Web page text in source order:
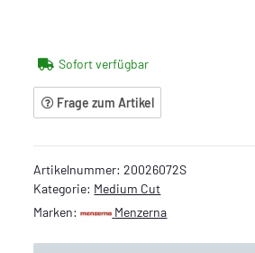
Sofort verfügbar
Frage zum Artikel
Artikelnummer:20026072S
Kategorie: Medium Cut
Marken:
Menzerna